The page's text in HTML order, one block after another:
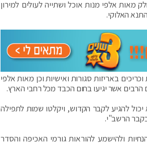
הפועל במירון למעלה מ-70 שנה, נערכים לחלק מאות אלפי מנות אוכל ושתייה לעולים למירון
האלוקי.
באריזות סגורות ואישיות וכן מאות אלפי
אשר יגיעו בחום הכבד מכל רחבי הארץ.
להגיע לקבר הקדוש, ויקלטו שמות לתפילה
הרשב"י.
ולהישמע להוראות גורמי האכיפה והסדר